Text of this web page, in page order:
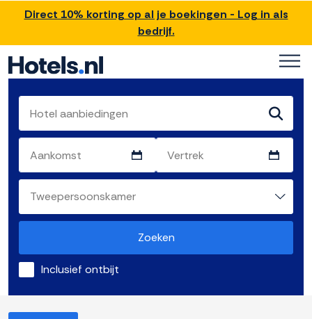
Direct 10% korting op al je boekingen - Log in als
bedrijf.
Zoeken
Inclusief ontbijt